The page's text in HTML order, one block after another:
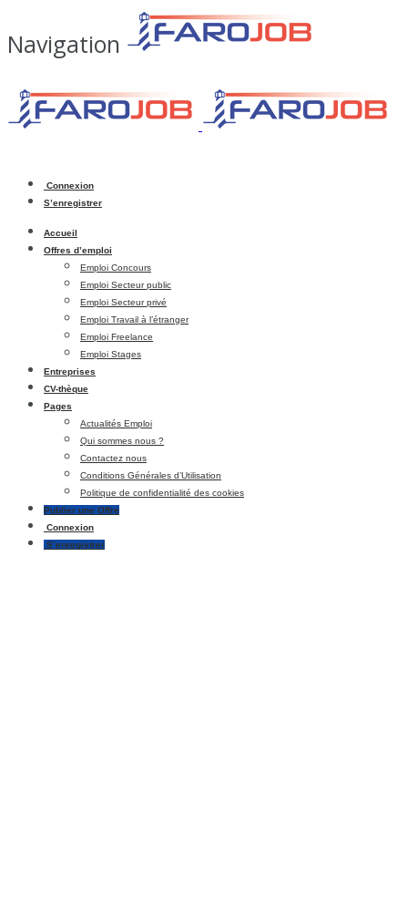
Navigation
Connexion
S’enregistrer
Accueil
Offres d’emploi
Emploi Concours
Emploi Secteur public
Emploi Secteur privé
Emploi Travail à l’étranger
Emploi Freelance
Emploi Stages
Entreprises
CV-thèque
Pages
Actualités Emploi
Qui sommes nous ?
Contactez nous
Conditions Générales d’Utilisation
Politique de confidentialité des cookies
Publier une Offre
Connexion
S’enregistrer